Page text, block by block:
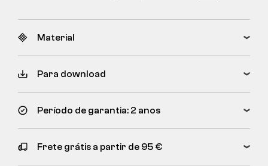
Material
Para download
Período de garantia: 2 anos
Frete grátis a partir de 95 €